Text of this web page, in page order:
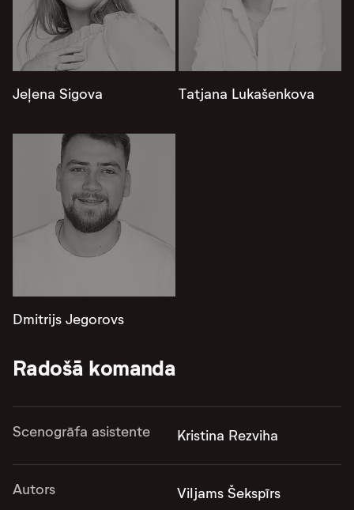
Jeļena Sigova Tatjana Lukašenkova
Dmitrijs Jegorovs
Radošā komanda
Scenogrāfa asistente Kristina Rezviha
Autors Viljams Šekspīrs